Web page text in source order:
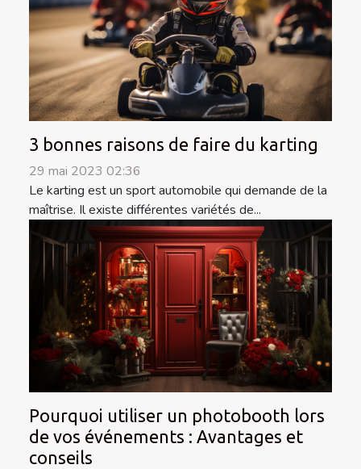
3 bonnes raisons de faire du karting
29 mai 2023 02:36
Le karting est un sport automobile qui demande de la
maîtrise. Il existe différentes variétés de...
Pourquoi utiliser un photobooth lors
de vos événements : Avantages et
conseils